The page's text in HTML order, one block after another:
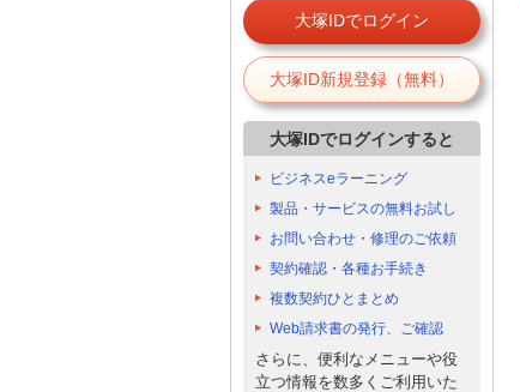
大塚IDでログイン
大塚ID新規登録（無料）
大塚IDでログインすると
ビジネスeラーニング
製品・サービスの無料お試し
お問い合わせ・修理のご依頼
契約確認・各種お手続き
複数契約ひとまとめ
Web請求書の発行、ご確認
さらに、便利なメニューや役
立つ情報を数多くご利用いた